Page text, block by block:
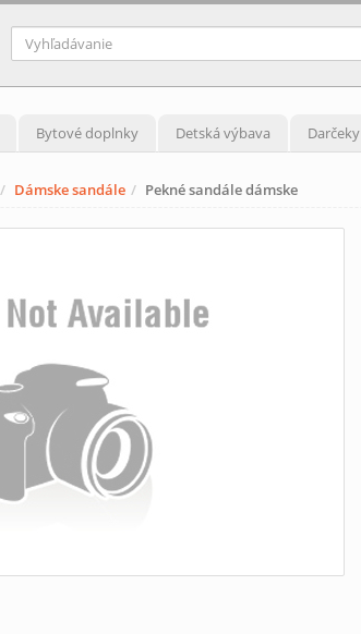
Bytové doplnky Detská výbava Darčeky
Dámske sandále Pekné sandále dámske